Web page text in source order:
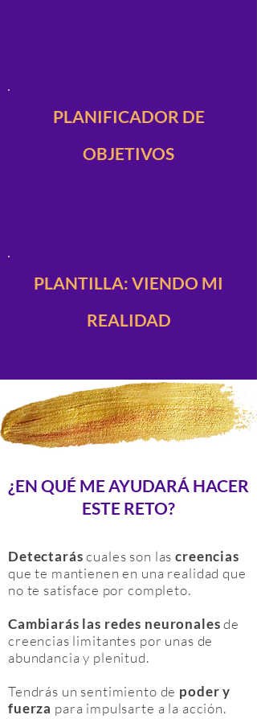
PLANIFICADOR DE
OBJETIVOS
PLANTILLA: VIENDO MI
REALIDAD
¿EN QUÉ ME AYUDARÁ HACER
ESTE RETO?
Detectaráscuales son lascreencias
que te mantienen en una realidad que
no te satisface por completo.
Cambiarás las redes neuronalesde
creencias limitantes por unas de
abundancia y plenitud.
Tendrás un sentimiento de poder y
fuerza para impulsarte a la acción.